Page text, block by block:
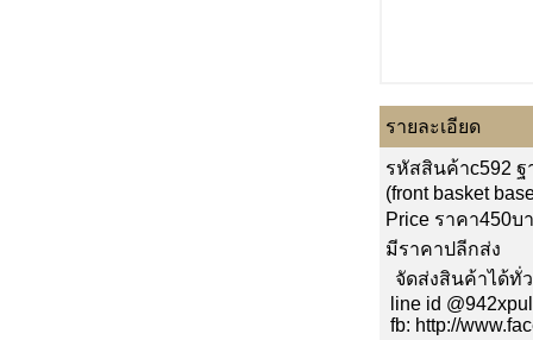
รายละเอียด
รหัสสินค้าc592 ฐ
(front basket
Price ราคา450บ
มีราคาปลีกส่ง
จัดส่งสินค้าได้ทั่
line id
fb: http://